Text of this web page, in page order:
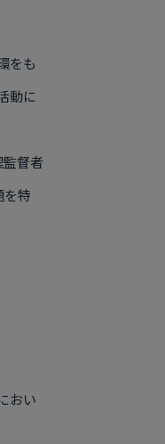
をも
動に
督者
を特
おい